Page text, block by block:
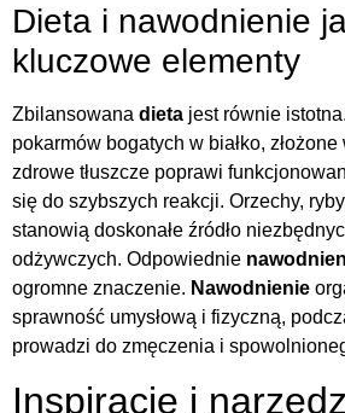
Dieta i nawodnienie
kluczowe elementy
Zbilansowana dieta jest równie
pokarmów bogatych w białko,
zdrowe tłuszcze poprawi
się do szybszych reakcji. Orzechy,
stanowią doskonałe źródło
odżywczych. Odpowiednie
ogromne znaczenie. Nawodnienie
sprawność umysłową i fizyczną,
prowadzi do zmęczenia i
Inspiracje i